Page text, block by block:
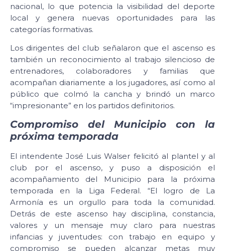
nacional, lo que potencia la visibilidad del deporte
local y genera nuevas oportunidades para las
categorías formativas.
Los dirigentes del club señalaron que el ascenso es
también un reconocimiento al trabajo silencioso de
entrenadores, colaboradores y familias que
acompañan diariamente a los jugadores, así como al
público que colmó la cancha y brindó un marco
“impresionante” en los partidos definitorios.
Compromiso del Municipio con la
próxima temporada
El intendente José Luis Walser felicitó al plantel y al
club por el ascenso, y puso a disposición el
acompañamiento del Municipio para la próxima
temporada en la Liga Federal. “El logro de La
Armonía es un orgullo para toda la comunidad.
Detrás de este ascenso hay disciplina, constancia,
valores y un mensaje muy claro para nuestras
infancias y juventudes: con trabajo en equipo y
compromiso se pueden alcanzar metas muy